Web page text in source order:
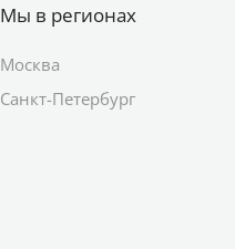
Мы в регионах
Москва
Санкт-Петербург